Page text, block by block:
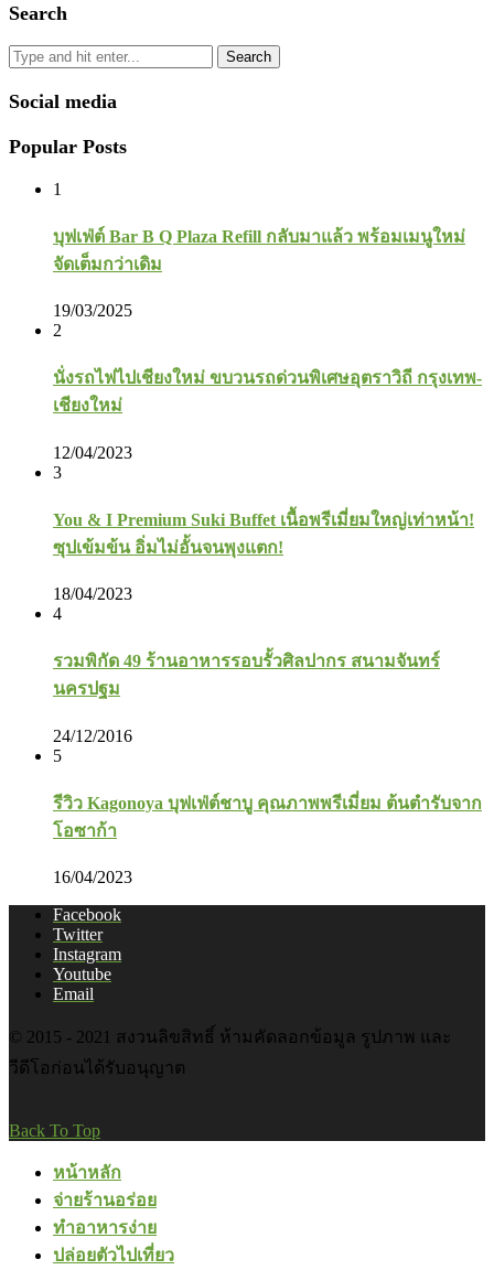
Search
Search
Social media
Popular Posts
1
บุฟเฟ่ต์ Bar B Q Plaza Refill กลับมาแล้ว พร้อมเมนูใหม่
จัดเต็มกว่าเดิม
19/03/2025
2
นั่งรถไฟไปเชียงใหม่ ขบวนรถด่วนพิเศษอุตราวิถี กรุงเทพ-
เชียงใหม่
12/04/2023
3
You & I Premium Suki Buffet เนื้อพรีเมี่ยมใหญ่เท่าหน้า!
ซุปเข้มข้น อิ่มไม่อั้นจนพุงแตก!
18/04/2023
4
รวมพิกัด 49 ร้านอาหารรอบรั้วศิลปากร สนามจันทร์
นครปฐม
24/12/2016
5
รีวิว Kagonoya บุฟเฟ่ต์ชาบู คุณภาพพรีเมี่ยม ต้นตำรับจาก
โอซาก้า
16/04/2023
Facebook
Twitter
Instagram
Youtube
Email
© 2015 - 2021 สงวนลิขสิทธิ์ ห้ามคัดลอกข้อมูล รูปภาพ และ
วีดีโอก่อนได้รับอนุญาต
Back To Top
หน้าหลัก
จ่ายร้านอร่อย
ทำอาหารง่าย
ปล่อยตัวไปเที่ยว